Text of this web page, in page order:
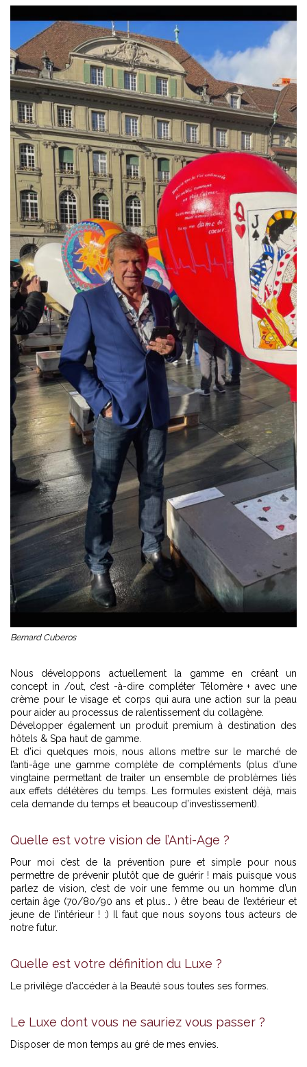
Bernard Cuberos
Nous développons actuellement la gamme en créant un
concept in /out, c’est -à-dire compléter Télomère + avec une
crème pour le visage et corps qui aura une action sur la peau
pour aider au processus de ralentissement du collagène.
Développer également un produit premium à destination des
hôtels & Spa haut de gamme.
Et d’ici quelques mois, nous allons mettre sur le marché de
l’anti-âge une gamme complète de compléments (plus d’une
vingtaine permettant de traiter un ensemble de problèmes liés
aux effets délétères du temps. Les formules existent déjà, mais
cela demande du temps et beaucoup d’investissement).
Quelle est votre vision de l’Anti-Age ?
Pour moi c’est de la prévention pure et simple pour nous
permettre de prévenir plutôt que de guérir ! mais puisque vous
parlez de vision, c’est de voir une femme ou un homme d’un
certain âge (70/80/90 ans et plus… ) être beau de l’extérieur et
jeune de l’intérieur ! :) Il faut que nous soyons tous acteurs de
notre futur.
Quelle est votre définition du Luxe ?
Le privilège d'accéder à la Beauté sous toutes ses formes.
Le Luxe dont vous ne sauriez vous passer ?
Disposer de mon temps au gré de mes envies.